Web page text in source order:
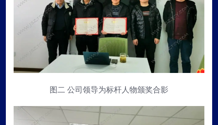
图二 公司领导为标杆人物颁奖合影